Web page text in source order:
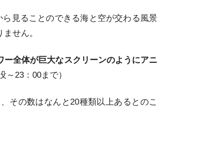
見ることのできる海と空が交わる風景
せん。
全体が巨大なスクリーンのようにアニ
23：00まで）
その数はなんと20種類以上あるとのこ